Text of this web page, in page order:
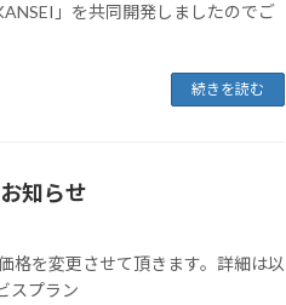
」を共同開発しましたのでご
続きを読む
知らせ
格を変更させて頂きます。詳細は以
スプラン